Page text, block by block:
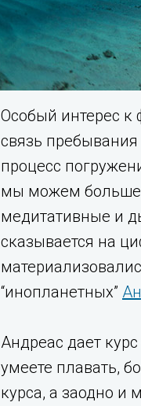
Особый интерес к
связь
процесс
мы можем больше
медитативные и
сказывается на
“инопланетных”
Андреас дает
умеете плавать,
курса, а заодно и